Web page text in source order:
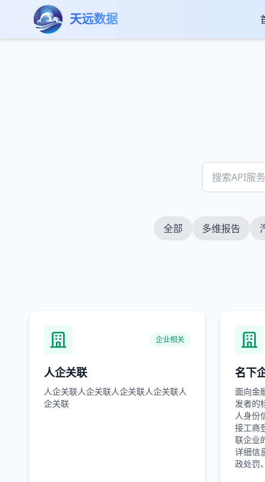
跳转到主要内容
天远数据
首页 数据市场
全部 多维报告
企业相关
人企关联
人企关联人企关联人企关联人企关联人
企关联
名下
面向金
发者的
人身份
接工商
联企业
详细信
政处罚